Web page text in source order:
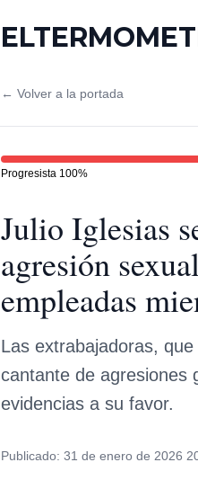
← Volver a la portada
Progresista 100%
Julio Iglesias
agresión
empleadas
Las extrabajadoras,
cantante de agresiones
evidencias a su favor.
Publicado: 31 de enero de 2026